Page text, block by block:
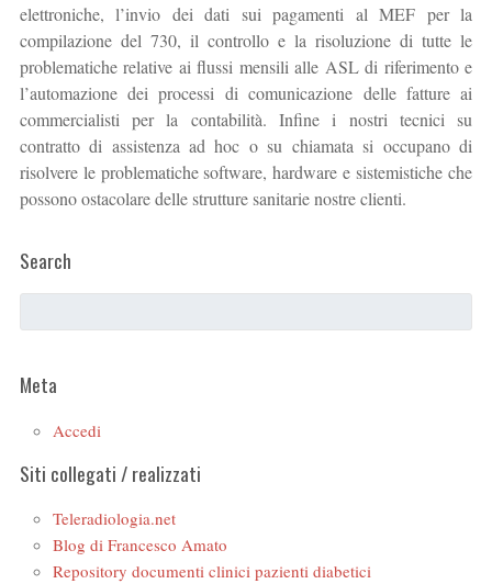
elettroniche, l’invio dei dati sui pagamenti al MEF per la
compilazione del 730, il controllo e la risoluzione di tutte le
problematiche relative ai flussi mensili alle ASL di riferimento e
l’automazione dei processi di comunicazione delle fatture ai
commercialisti per la contabilità. Infine i nostri tecnici su
contratto di assistenza ad hoc o su chiamata si occupano di
risolvere le problematiche software, hardware e sistemistiche che
possono ostacolare delle strutture sanitarie nostre clienti.
Search
Meta
Accedi
Siti collegati / realizzati
Teleradiologia.net
Blog di Francesco Amato
Repository documenti clinici pazienti diabetici